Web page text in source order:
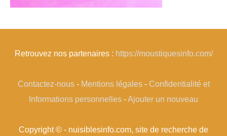
Retrouvez nos partenaires : https://moustiquesinfo.com/
Contactez-nous- Mentions légales- Confidentialité et
Informations personnelles -Ajouter un nouveau
Copyright © - nuisiblesinfo.com, site de recherche de